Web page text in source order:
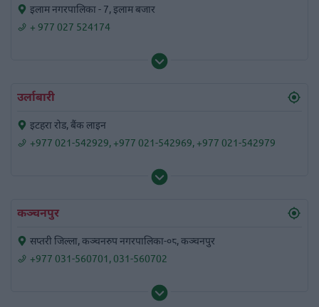
इलाम नगरपालिका - 7, इलाम बजार
+ 977 027 524174
उर्लाबारी
इटहरा रोड, बैंक लाइन
+977 021-542929, +977 021-542969, +977 021-542979
कञ्चनपुर
सप्तरी जिल्ला, कञ्चनरुप नगरपालिका-०८, कञ्चनपुर
+977 031-560701 , 031-560702